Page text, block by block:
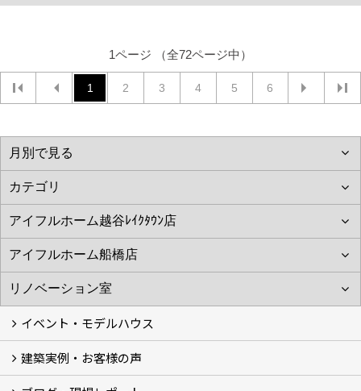
1 2 3 4 5 6
イベント・モデルハウス
イベント
モデルハウス見学
建築実例・お客様の声
建築実例
お客様の声
ブログ・現場レポート
ブログ
現場レポート
アイフルホームについて
アイフルホームについて (5)
商品ラインナップ